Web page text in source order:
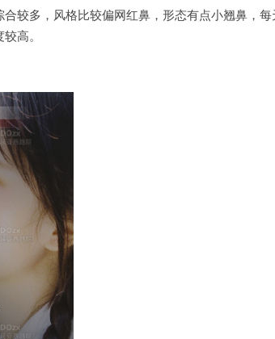
合较多，风格比较偏网红鼻，形态有点小翘鼻，
高。